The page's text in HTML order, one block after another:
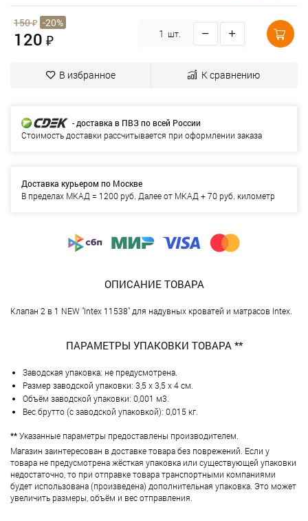
150₽ -20%
120 ₽ шт.
В избранное К сравнению
- доставка в ПВЗ по всей России
Стоимость доставки рассчитывается при оформлении заказа
Доставка курьером по Москве
В пределах МКАД = 1200 руб. Далее от МКАД + 70 руб. километр
ОПИСАНИЕ ТОВАРА
Клапан 2 в 1 NEW "Intex 11538" для надувных кроватей и матрасов Intex.
ПАРАМЕТРЫ УПАКОВКИ ТОВАРА **
Заводская упаковка: не предусмотрена.
Размер заводской упаковки: 3,5 х 3,5 х 4 см.
Объём заводской упаковки: 0,001 м3.
Вес брутто (с заводской упаковкой): 0,015 кг.
**Указанные параметры предоставлены производителем.
Магазин заинтересован в доставке товара без поврежений. Если у
товара не предусмотрена жёсткая упаковка или существующей упаковки
недостаточно, то при отправке товара транспортными компаниями
будет использована (произведена) дополнительная упаковка. Это может
увеличить размеры, объём и вес отправления.